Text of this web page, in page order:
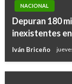
NACIONAL
Depuran 180
inexistentes
Iván Briceño